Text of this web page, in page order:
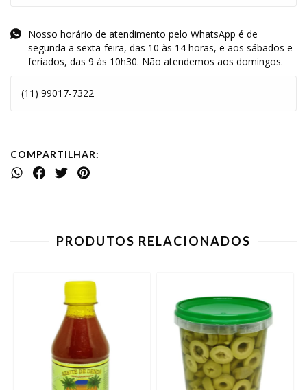
Nosso horário de atendimento pelo WhatsApp é de
segunda a sexta-feira, das 10 às 14 horas, e aos sábados e
feriados, das 9 às 10h30. Não atendemos aos domingos.
(11) 99017-7322
COMPARTILHAR:
PRODUTOS RELACIONADOS